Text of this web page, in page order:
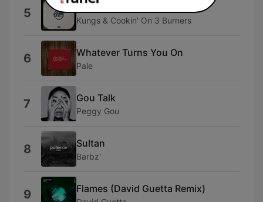
5 Fashion
Kungs & Cookin' On 3 Burners
6 Whatever Turns You On
Pale
7 Gou Talk
Peggy Gou
8 Sultan
Barbz'
9 Flames (David Guetta Remix)